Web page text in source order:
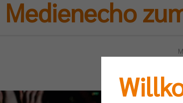
Medienecho